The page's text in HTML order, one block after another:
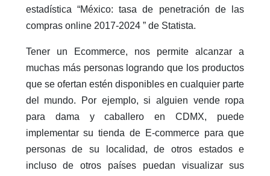
estadística “México: tasa de penetración de las
compras online 2017-2024 ” de Statista.
Tener un Ecommerce, nos permite alcanzar a
muchas más personas logrando que los productos
que se ofertan estén disponibles en cualquier parte
del mundo. Por ejemplo, si alguien vende ropa
para dama y caballero en CDMX, puede
implementar su tienda de E-commerce para que
personas de su localidad, de otros estados e
incluso de otros países puedan visualizar sus